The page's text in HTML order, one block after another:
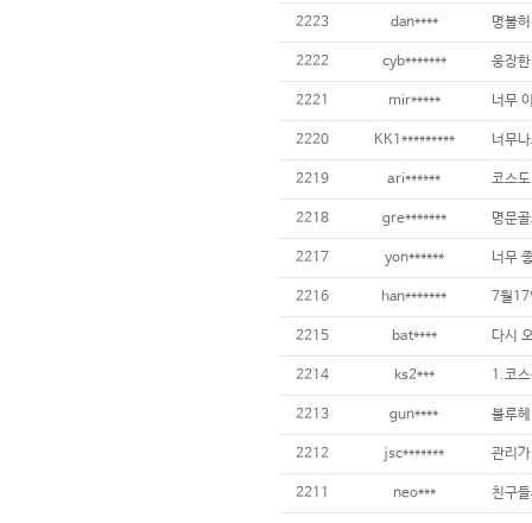
2223 dan****
2222 cyb******* 웅장
2221 mir***** 너무
2220 KK1*********
2219 ari******
2218 gre******* 명문
2217 yon******
2216 han*******
2215 bat****
2214 ks2***
2213 gun****
2212 jsc*******
2211 neo***